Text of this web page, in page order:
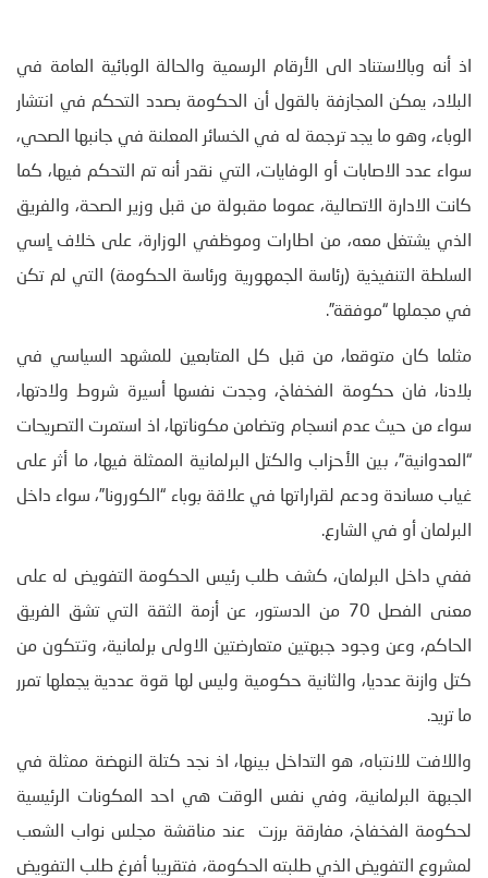
اذ أنه وبالاستناد الى الأرقام الرسمية والحالة الوبائية العامة في
البلاد، يمكن المجازفة بالقول أن الحكومة بصدد التحكم في انتشار
الوباء، وهو ما يجد ترجمة له في الخسائر المعلنة في جانبها الصحي،
سواء عدد الاصابات أو الوفايات، التي نقدر أنه تم التحكم فيها، كما
كانت الادارة الاتصالية، عموما مقبولة من قبل وزير الصحة، والفريق
الذي يشتغل معه، من اطارات وموظفي الوزارة، على خلاف ٍاسي
السلطة التنفيذية (رئاسة الجمهورية ورئاسة الحكومة) التي لم تكن
في مجملها “موفقة”.
مثلما كان متوقعا، من قبل كل المتابعين للمشهد السياسي في
بلادنا، فان حكومة الفخفاخ، وجدت نفسها أسيرة شروط ولادتها،
سواء من حيث عدم انسجام وتضامن مكوناتها، اذ استمرت التصريحات
“العدوانية”، بين الأحزاب والكتل البرلمانية الممثلة فيها، ما أثر على
غياب مساندة ودعم لقراراتها في علاقة بوباء “الكورونا”، سواء داخل
البرلمان أو في الشارع.
ففي داخل البرلمان، كشف طلب رئيس الحكومة التفويض له على
معنى الفصل 70 من الدستور، عن أزمة الثقة التي تشق الفريق
الحاكم، وعن وجود جبهتين متعارضتين الاولى برلمانية، وتتكون من
كتل وازنة عدديا، والثانية حكومية وليس لها قوة عددية يجعلها تمرر
ما تريد.
واللافت للانتباه، هو التداخل بينها، اذ نجد كتلة النهضة ممثلة في
الجبهة البرلمانية، وفي نفس الوقت هي احد المكونات الرئيسية
لحكومة الفخفاخ، مفارقة برزت عند مناقشة مجلس نواب الشعب
لمشروع التفويض الذي طلبته الحكومة، فتقريبا أفرغ طلب التفويض